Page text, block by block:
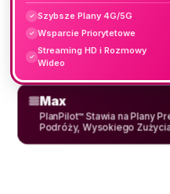
✓ Szybsze Plany 4G/5G
✓ Wsparcie Priorytetowe
✓
Streaming HD i Rozmowy
Wideo
Max
PlanPilot™ Stawia na Plany
Podróży, Wysokiego